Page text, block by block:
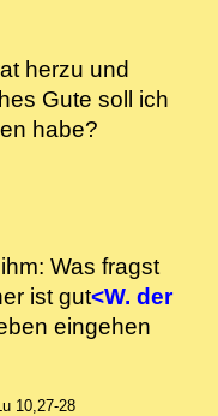
herzu und
Gute soll ich
habe?
Was fragst
ist gut<W. der
eingehen
10,27-28